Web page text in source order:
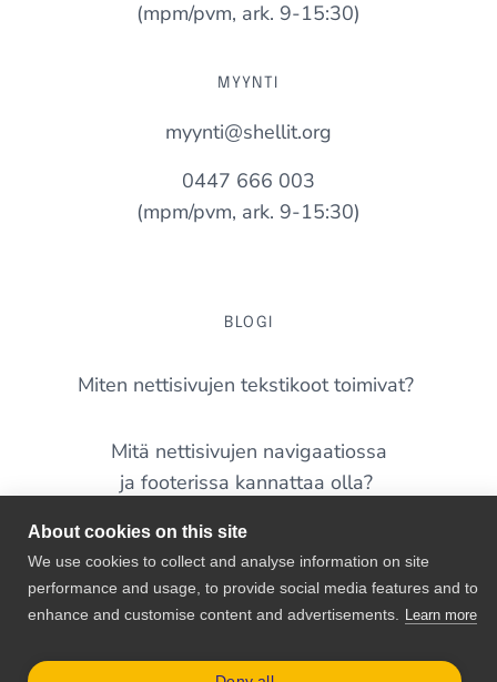
(mpm/pvm, ark. 9-15:30)
MYYNTI
myynti@shellit.org
0447 666 003
(mpm/pvm, ark. 9-15:30)
BLOGI
Miten nettisivujen tekstikoot toimivat?
Mitä nettisivujen navigaatiossa
ja footerissa kannattaa olla?
Yleisimmät virheet nettisivuilla – tunnistatko näitä
omalta sivustoltasi?
About cookies on this site
We use cookies to collect and analyse information on site
performance and usage, to provide social media features and to
enhance and customise content and advertisements.
Learn more